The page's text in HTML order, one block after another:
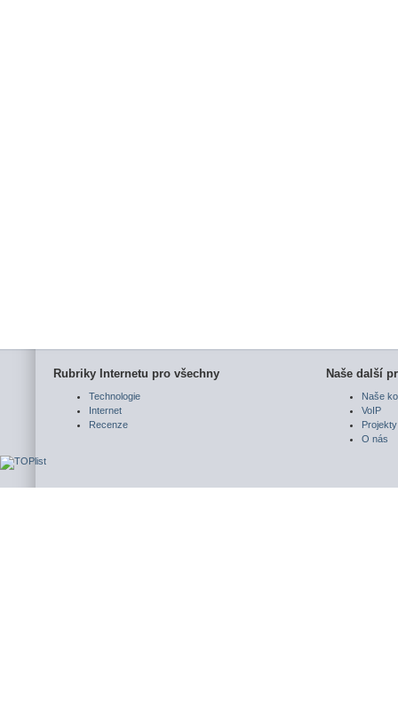
Rubriky Internetu pro všechny
Technologie
Internet
Recenze
Naše další
Naše
VoIP
Projekty
O nás